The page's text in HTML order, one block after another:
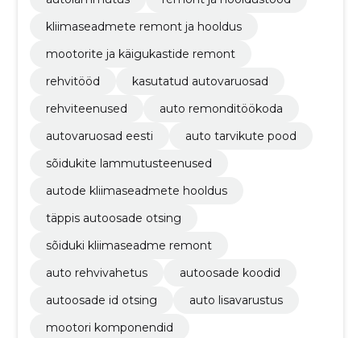
kliimaseadmete remont ja hooldus
mootorite ja käigukastide remont
rehvitööd
kasutatud autovaruosad
rehviteenused
auto remonditöökoda
autovaruosad eesti
auto tarvikute pood
sõidukite lammutusteenused
autode kliimaseadmete hooldus
täppis autoosade otsing
sõiduki kliimaseadme remont
auto rehvivahetus
autoosade koodid
autoosade id otsing
auto lisavarustus
mootori komponendid